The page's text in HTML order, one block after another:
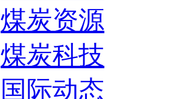
煤炭资源
煤炭科技
国际动态